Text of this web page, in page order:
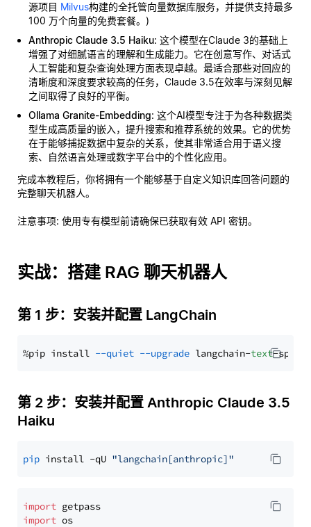
源项目 Milvus构建的全托管向量数据库服务，并提供支持最多
100 万个向量的免费套餐。)
Anthropic Claude 3.5 Haiku: 这个模型在Claude 3的基础上
增强了对细腻语言的理解和生成能力。它在创意写作、对话式
人工智能和复杂查询处理方面表现卓越。最适合那些对回应的
清晰度和深度要求较高的任务，Claude 3.5在效率与深刻见解
之间取得了良好的平衡。
Ollama Granite-Embedding: 这个AI模型专注于为各种数据类
型生成高质量的嵌入，提升搜索和推荐系统的效果。它的优势
在于能够捕捉数据中复杂的关系，使其非常适合用于语义搜
索、自然语言处理或数字平台中的个性化应用。
完成本教程后，你将拥有一个能够基于自定义知识库回答问题的
完整聊天机器人。
注意事项: 使用专有模型前请确保已获取有效 API 密钥。
实战：搭建 RAG 聊天机器人
第 1 步：安装并配置 LangChain
%pip install --quiet --upgrade langchain-text
第 2 步：安装并配置 Anthropic Claude 3.5
Haiku
pip install -qU "langchain[anthropic]"
import
import os